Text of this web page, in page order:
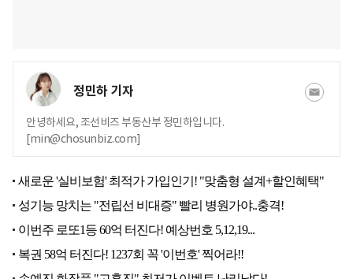
정민하 기자
안녕하세요, 조선비즈 부동산부 정민하입니다.
[min@chosunbiz.com]